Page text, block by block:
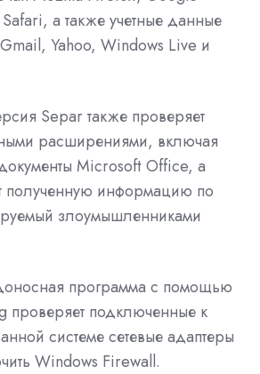
а также учетные данные
Yahoo, Windows Live и
Separ также проверяет
расширениями, включая
Microsoft Office, а
полученную информацию по
злоумышленниками
программа с помощью
проверяет подключенные к
системе сетевые адаптеры
Windows Firewall.